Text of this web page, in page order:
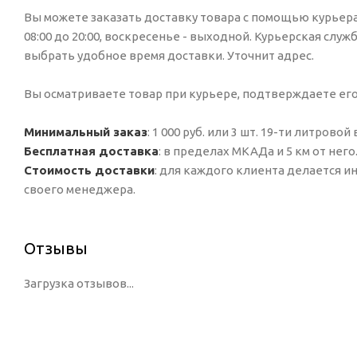
Вы можете заказать доставку товара с помощью
08:00 до 20:00, воскресенье - выходной. Курьерская
выбрать удобное время доставки. Уточнит адрес.
Вы осматриваете товар при курьере, подтверждаете
Минимальный заказ: 1 000 руб. или 3 шт. 19-ти литровой
Бесплатная доставка: в пределах МКАДа и 5 км от него.
Стоимость доставки: для каждого клиента делается
своего менеджера.
Отзывы
Загрузка отзывов...